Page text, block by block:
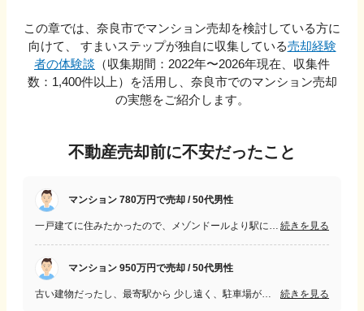
この章では、 奈良市でマンション売却を検討している方に
向けて、 すまいステップが独自に収集している売却経験
者の体験談 （収集期間：2022年〜2026年現在、収集件
数： 1,400件以上）を活用し、 奈良市でのマンション売却
の実態をご紹介します。
不動産売却前に不安だったこと
マンション 780万円で売却 / 50代男性
続きを見る
マンション 950万円で売却 / 50代男性
続きを見る